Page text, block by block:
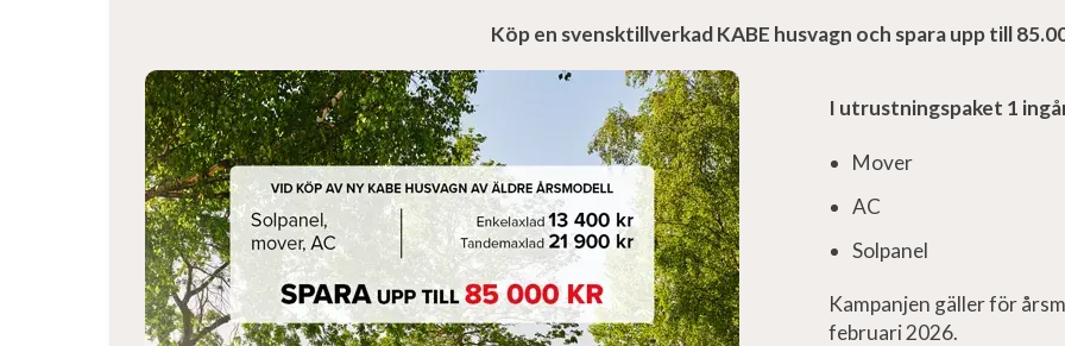
Köp en svensktillverkad KABE husvagn och spara upp till
I utrustningspaket 1
Mover
AC
Solpanel
Kampanjen gäller för
februari 2026.